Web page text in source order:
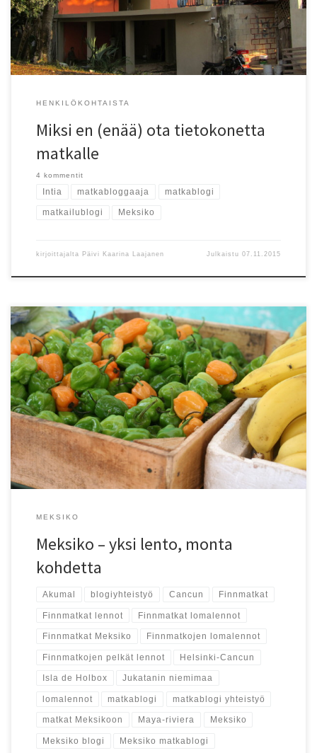
HENKILÖKOHTAISTA
Miksi en (enää) ota tietokonetta
matkalle
4 kommentit
Intia matkabloggaaja matkablogi
matkailublogi Meksiko
kirjoittajalta Päivi Kaarina Laajanen Julkaistu07.11.2015
Rantoja, raunioita ja riippumattoja! Meksikoon kannattaa matkustaa
nyt, kun sinne pääsee helposti suorilla lennoilla.
MEKSIKO
Meksiko – yksi lento, monta
kohdetta
Akumal blogiyhteistyö Cancun Finnmatkat
Finnmatkat lennot Finnmatkat lomalennot
Finnmatkat Meksiko Finnmatkojen lomalennot
Finnmatkojen pelkät lennot Helsinki-Cancun
Isla de Holbox Jukatanin niemimaa
lomalennot matkablogi matkablogi yhteistyö
matkat Meksikoon Maya-riviera Meksiko
Meksiko blogi Meksiko matkablogi